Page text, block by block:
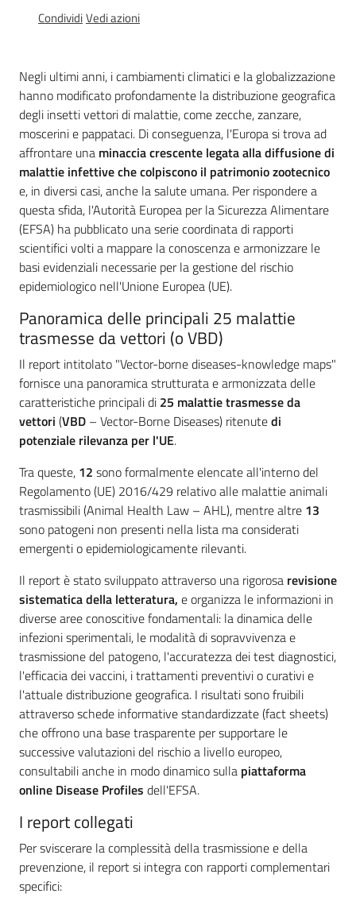
Seguici
su
Regione
Emilia-
Romagna
Regione
Novità
Servizi
Leggi Atti Bandi
Argomenti
CondividiVedi azioni
Negli ultimi anni, i cambiamenti climatici e la globalizzazione
hanno modificato profondamente la distribuzione geografica
degli insetti vettori di malattie, come zecche, zanzare,
moscerini e pappataci. Di conseguenza, l'Europa si trova ad
affrontare una minaccia crescente legata alla diffusione di
malattie infettive che colpiscono il patrimonio zootecnico
e, in diversi casi, anche la salute umana. Per rispondere a
questa sfida, l'Autorità Europea per la Sicurezza Alimentare
(EFSA) ha pubblicato una serie coordinata di rapporti
scientifici volti a mappare la conoscenza e armonizzare le
basi evidenziali necessarie per la gestione del rischio
epidemiologico nell'Unione Europea (UE).
Panoramica delle principali 25 malattie
trasmesse da vettori (o VBD)
Il report intitolato "Vector-borne diseases-knowledge maps"
fornisce una panoramica strutturata e armonizzata delle
caratteristiche principali di 25 malattie trasmesse da
vettori (VBD – Vector-Borne Diseases) ritenutedi
potenziale rilevanza per l'UE.
Tra queste, 12 sono formalmente elencate all'interno del
Regolamento (UE) 2016/429 relativo alle malattie animali
trasmissibili (Animal Health Law – AHL), mentre altre 13
sono patogeni non presenti nella lista ma considerati
emergenti o epidemiologicamente rilevanti.
Il report è stato sviluppato attraverso una rigorosa revisione
sistematica della letteratura, e organizza le informazioni in
diverse aree conoscitive fondamentali: la dinamica delle
infezioni sperimentali, le modalità di sopravvivenza e
trasmissione del patogeno, l'accuratezza dei test diagnostici,
l'efficacia dei vaccini, i trattamenti preventivi o curativi e
l'attuale distribuzione geografica. I risultati sono fruibili
attraverso schede informative standardizzate (fact sheets)
che offrono una base trasparente per supportare le
successive valutazioni del rischio a livello europeo,
consultabili anche in modo dinamico sulla piattaforma
online Disease Profiles dell'EFSA.
I report collegati
Per sviscerare la complessità della trasmissione e della
prevenzione, il report si integra con rapporti complementari
specifici: